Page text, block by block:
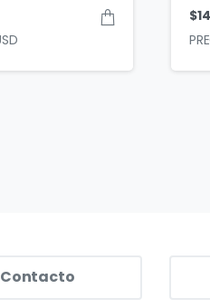
$
Contacto